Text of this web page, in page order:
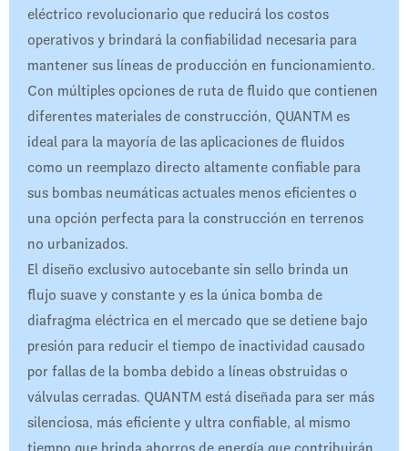
eléctrico revolucionario que reducirá los costos
operativos y brindará la confiabilidad necesaria para
mantener sus líneas de producción en funcionamiento.
Con múltiples opciones de ruta de fluido que contienen
diferentes materiales de construcción, QUANTM es
ideal para la mayoría de las aplicaciones de fluidos
como un reemplazo directo altamente confiable para
sus bombas neumáticas actuales menos eficientes o
una opción perfecta para la construcción en terrenos
no urbanizados.
El diseño exclusivo autocebante sin sello brinda un
flujo suave y constante y es la única bomba de
diafragma eléctrica en el mercado que se detiene bajo
presión para reducir el tiempo de inactividad causado
por fallas de la bomba debido a líneas obstruidas o
válvulas cerradas. QUANTM está diseñada para ser más
silenciosa, más eficiente y ultra confiable, al mismo